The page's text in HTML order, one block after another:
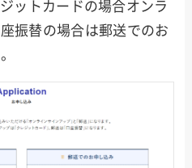
ットカードの場合オンラ
振替の場合は郵送でのお